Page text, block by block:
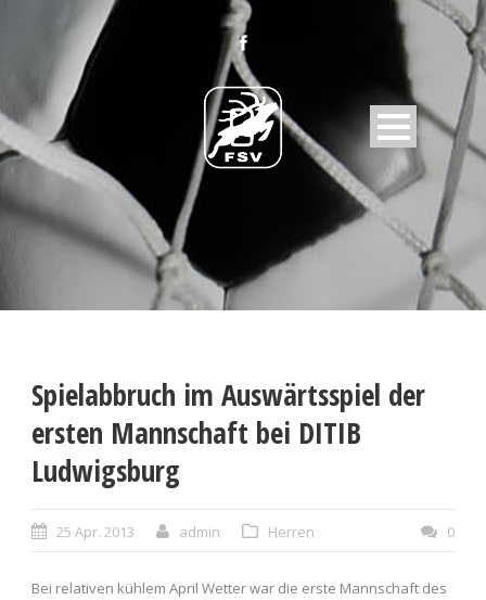
Spielabbruch im Auswärtsspiel der
ersten Mannschaft bei DITIB
Ludwigsburg
25 Apr. 2013 admin Herren 0
Bei relativen kühlem April Wetter war die erste Mannschaft des